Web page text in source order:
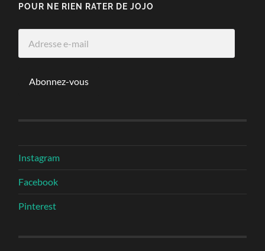
POUR NE RIEN RATER DE JOJO
Abonnez-vous
Instagram
Facebook
Pinterest